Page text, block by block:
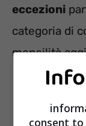
eccezioni
categoria di
mensilità
consent